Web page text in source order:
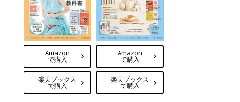
Amazon
で購入
楽天ブックス
で購入
Amazon
で購入
楽天ブックス
で購入